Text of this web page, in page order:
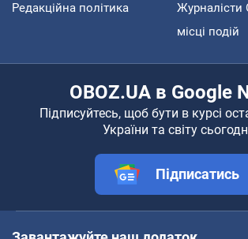
Редакційна політика
Журналісти
місці подій
OBOZ.UA в Google
Підписуйтесь, щоб бути в курсі
України та світу
Підписатись